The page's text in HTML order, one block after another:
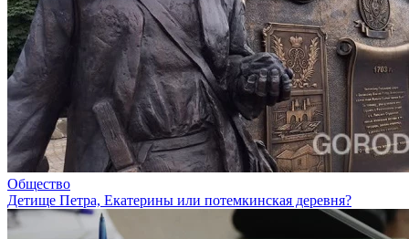
Общество
Детище Петра, Екатерины или потемкинская деревня?